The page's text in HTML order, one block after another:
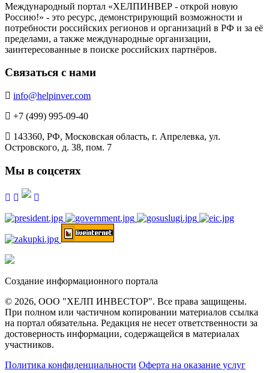
Международный портал «ХЕЛПИНВЕР - открой новую
Россию!» - это ресурс, демонстрирующий возможности и
потребности российских регионов и организаций в РФ и за её
пределами, а также международные организации,
заинтересованные в поиске российских партнёров.
Связаться с нами
info@helpinver.com
+7 (499) 995-09-40
143360, РФ, Московская область, г. Апрелевка, ул.
Островского, д. 38, пом. 7
Мы в соцсетях
Создание информационного портала
© 2026, ООО "ХЕЛП ИНВЕСТОР". Все права защищены.
При полном или частичном копировании материалов ссылка
на портал обязательна. Редакция не несет ответственности за
достоверность информации, содержащейся в материалах
участников.
Политика конфиденциальности Оферта на оказание услуг